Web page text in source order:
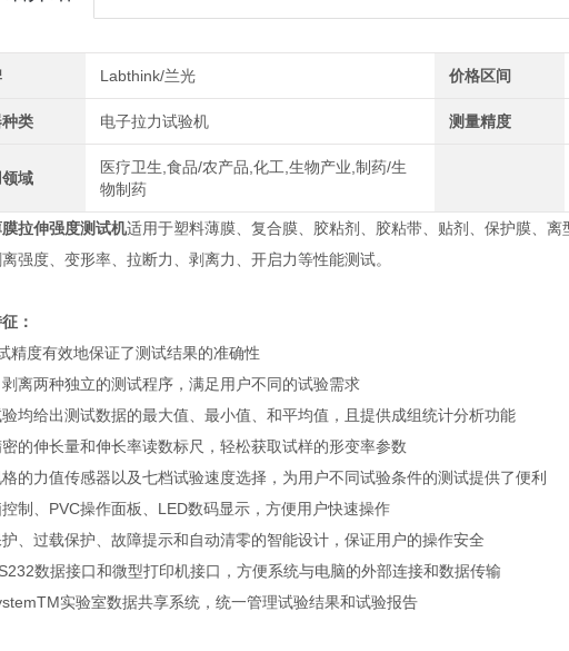
Labthink/兰光 价格区间
类 电子拉力试验机 测量精度
域
医疗卫生,食品/农产品,化工,生物产业,制药/生
物制药
拉伸强度测试机适用于塑料薄膜、复合膜、胶粘剂、胶粘带、贴剂、保护膜、
强度、变形率、拉断力、剥离力、开启力等性能测试。
：
精度有效地保证了测试结果的准确性
离两种独立的测试程序，满足用户不同的试验需求
均给出测试数据的最大值、最小值、和平均值，且提供成组统计分析功能
的伸长量和伸长率读数标尺，轻松获取试样的形变率参数
的力值传感器以及七档试验速度选择，为用户不同试验条件的测试提供了便利
制、PVC操作面板、LED数码显示，方便用户快速操作
、过载保护、故障提示和自动清零的智能设计，保证用户的操作安全
数据接口和微型打印机接口，方便系统与电脑的外部连接和数据传输
实验室数据共享系统，统一管理试验结果和试验报告